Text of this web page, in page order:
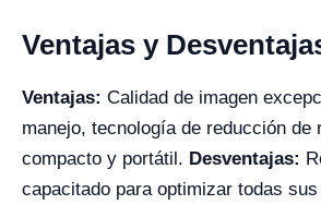
Ventajas y
Ventajas: Calidad de imagen
manejo, tecnología de reducción de
compacto y portátil. Desventajas:
capacitado para optimizar todas